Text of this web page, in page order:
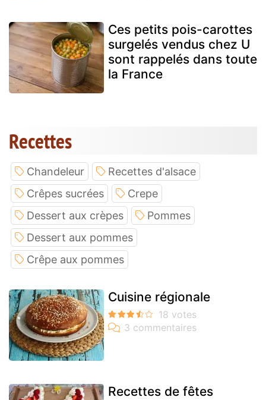
Ces petits pois-carottes
surgelés vendus chez U
sont rappelés dans toute
la France
Recettes
Chandeleur
Recettes d'alsace
Crêpes sucrées
Crepe
Dessert aux crèpes
Pommes
Dessert aux pommes
Crêpe aux pommes
Cuisine régionale
Recettes de fêtes